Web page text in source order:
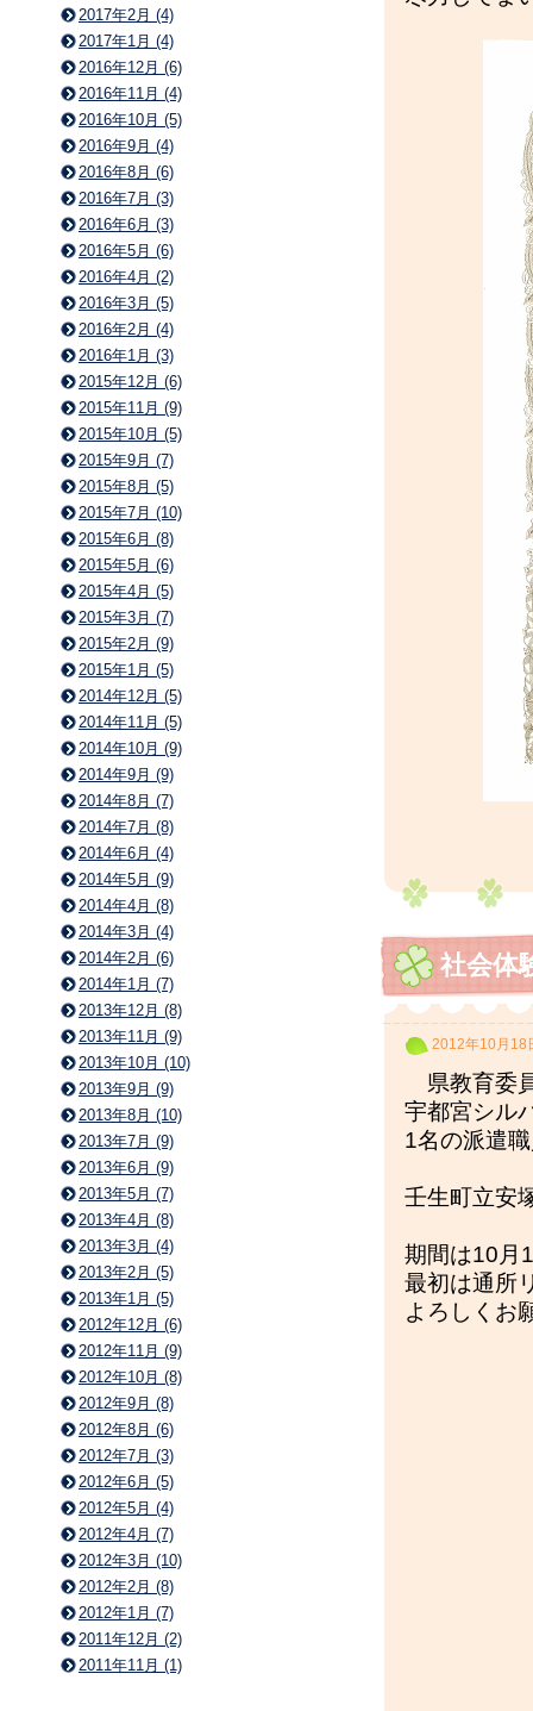
社会体
2012年10月18
県教育委
宇都宮シル
1名の派遣
壬生町立
期間は10月
最初は通所
よろしくお
2017年2月 (4)
2017年1月 (4)
2016年12月 (6)
2016年11月 (4)
2016年10月 (5)
2016年9月 (4)
2016年8月 (6)
2016年7月 (3)
2016年6月 (3)
2016年5月 (6)
2016年4月 (2)
2016年3月 (5)
2016年2月 (4)
2016年1月 (3)
2015年12月 (6)
2015年11月 (9)
2015年10月 (5)
2015年9月 (7)
2015年8月 (5)
2015年7月 (10)
2015年6月 (8)
2015年5月 (6)
2015年4月 (5)
2015年3月 (7)
2015年2月 (9)
2015年1月 (5)
2014年12月 (5)
2014年11月 (5)
2014年10月 (9)
2014年9月 (9)
2014年8月 (7)
2014年7月 (8)
2014年6月 (4)
2014年5月 (9)
2014年4月 (8)
2014年3月 (4)
2014年2月 (6)
2014年1月 (7)
2013年12月 (8)
2013年11月 (9)
2013年10月 (10)
2013年9月 (9)
2013年8月 (10)
2013年7月 (9)
2013年6月 (9)
2013年5月 (7)
2013年4月 (8)
2013年3月 (4)
2013年2月 (5)
2013年1月 (5)
2012年12月 (6)
2012年11月 (9)
2012年10月 (8)
2012年9月 (8)
2012年8月 (6)
2012年7月 (3)
2012年6月 (5)
2012年5月 (4)
2012年4月 (7)
2012年3月 (10)
2012年2月 (8)
2012年1月 (7)
2011年12月 (2)
2011年11月 (1)